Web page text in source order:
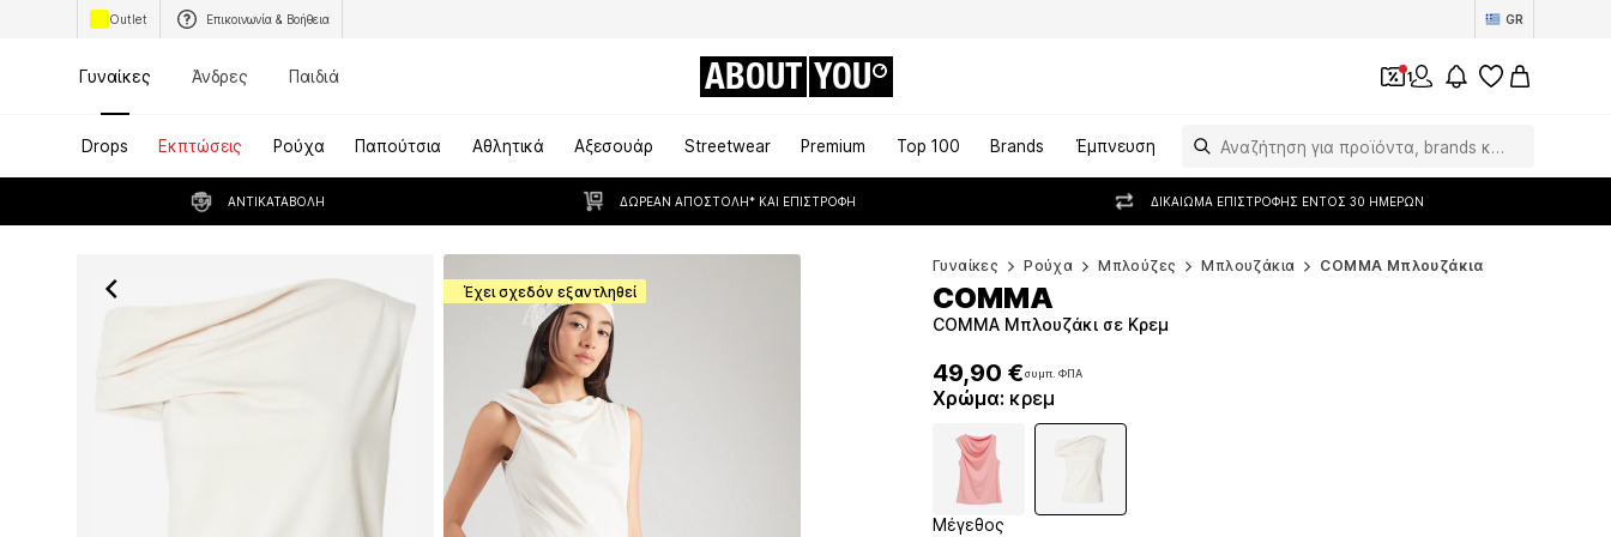
Outlet Επικοινωνία & Βοήθεια GR
Γυναίκες Άνδρες Παιδιά ABOUT YOU 1
Drops Εκπτώσεις Ρούχα Παπούτσια Αθλητικά Αξεσουάρ Streetwear Premium Top 100 Brands Έμπνευση
ΑΝΤΙΚΑΤΑΒΟΛΉ ΔΩΡΕΆΝ ΑΠΟΣΤΟΛΉ* ΚΑΙ ΕΠΙΣΤΡΟΦΉ ΔΙΚΑΊΩΜΑ ΕΠΙΣΤΡΟΦΉΣ ΕΝΤΌΣ 30 ΗΜΕΡΏΝ
Έχει σχεδόν εξαντληθεί
Γυναίκες Ρούχα Μπλούζες Μπλουζάκια COMMA Μπλουζάκια
49,90 €συμπ. ΦΠΑ
49,90 €συμπ. ΦΠΑ
COMMA Μπλουζάκι σε Κρεμ
COMMA
Χρώμα: κρεμ
Μέγεθος